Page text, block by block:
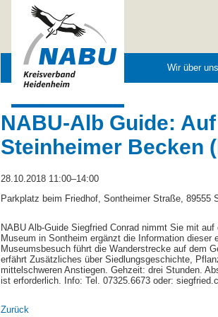
Navigation
überspringen
Wir über uns
NABU-Alb Guide:
Steinheimer Becken
28.10.2018 11:00–14:00
Parkplatz beim Friedhof, Sontheimer Straße, 89555
NABU Alb-Guide Siegfried Conrad nimmt Sie mit
Museum in Sontheim ergänzt die Information
Museumsbesuch führt die Wanderstrecke auf dem
erfährt Zusätzliches über Siedlungsgeschichte,
mittelschweren Anstiegen. Gehzeit: drei Stunden.
ist erforderlich. Info: Tel. 07325.6673 oder:
Zurück